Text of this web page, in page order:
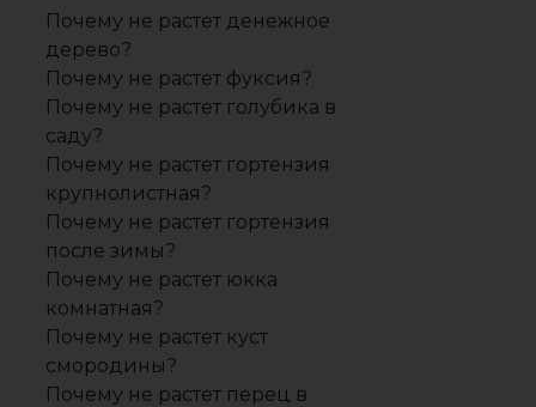
Почему не растет денежное
дерево?
Почему не растет фуксия?
Почему не растет голубика в
саду?
Почему не растет гортензия
крупнолистная?
Почему не растет гортензия
после зимы?
Почему не растет юкка
комнатная?
Почему не растет куст
смородины?
Почему не растет перец в